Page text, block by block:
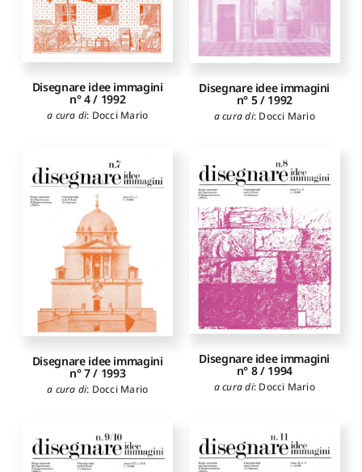
Disegnare idee immagini
n° 4 / 1992
a cura di: Docci Mario
Disegnare idee immagini
n° 5 / 1992
a cura di: Docci Mario
Disegnare idee immagini
n° 7 / 1993
a cura di: Docci Mario
Disegnare idee immagini
n° 8 / 1994
a cura di: Docci Mario